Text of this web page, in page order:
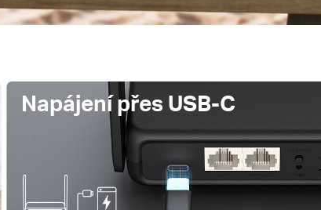
Napájení přes USB-C